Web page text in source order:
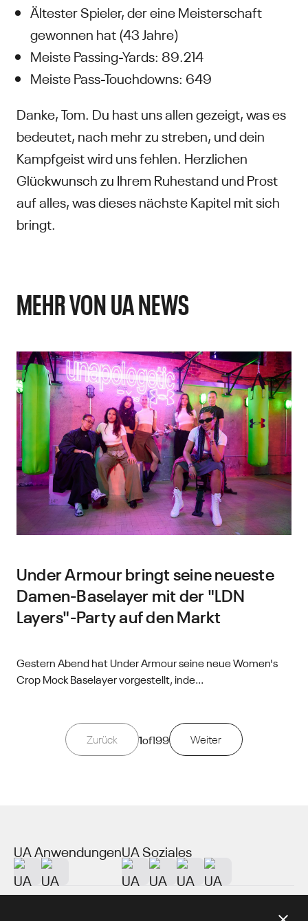
Ältester Spieler, der eine Meisterschaft
gewonnen hat (43 Jahre)
Meiste Passing-Yards: 89.214
Meiste Pass-Touchdowns: 649
Danke, Tom. Du hast uns allen gezeigt, was es
bedeutet, nach mehr zu streben, und dein
Kampfgeist wird uns fehlen. Herzlichen
Glückwunsch zu Ihrem Ruhestand und Prost
auf alles, was dieses nächste Kapitel mit sich
bringt.
MEHR VON UA NEWS
Under Armour bringt seine neueste
Damen-Baselayer mit der "LDN
Layers"-Party auf den Markt
Gestern Abend hat Under Armour seine neue Women's
Crop Mock Baselayer vorgestellt, inde...
Zurück 1of199 Weiter
UA AnwendungenUA Soziales